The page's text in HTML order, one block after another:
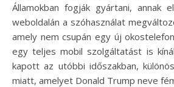
Államokban fogják gyártani, annak
weboldalán a szóhasználat
amely nem csupán egy új
egy teljes mobil szolgáltatást is
kapott az utóbbi időszakban,
miatt, amelyet Donald Trump neve